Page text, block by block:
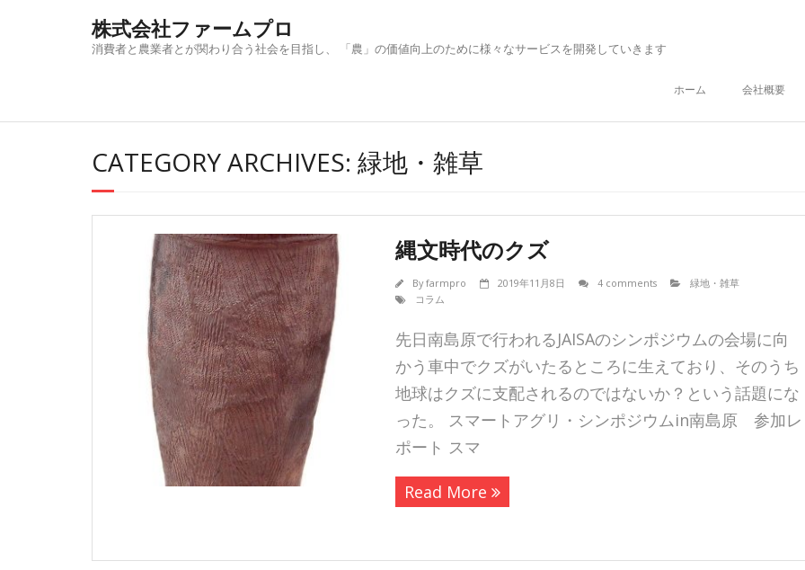
株式会社ファームプロ
消費者と農業者とが関わり合う社会を目指し、 「農」の価値向上のために様々なサービスを開発していきます
ホーム 会社概要
CATEGORY ARCHIVES: 緑地・雑草
縄文時代のクズ
Byfarmpro 2019年11月8日 4 comments
緑地・雑草
コラム
先日南島原で行われるJAISAのシンポジウムの会場に向
かう車中でクズがいたるところに生えており、そのうち
地球はクズに支配されるのではないか？という話題にな
った。 スマートアグリ・シンポジウムin南島原 参加レ
ポート スマ
Read More